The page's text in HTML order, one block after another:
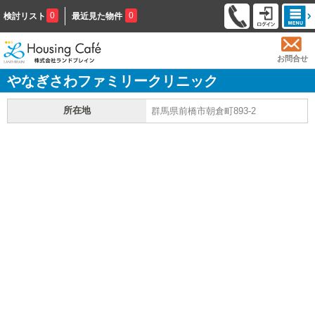
検討リスト 0 最近見た物件 0
お問合せ
やなぎさわファミリークリニック
所在地 群馬県前橋市朝倉町893-2